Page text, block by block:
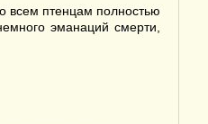
всем птенцам полностью
эманаций смерти,